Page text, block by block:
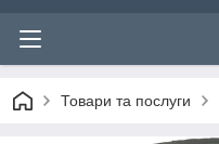
Товари та послуги